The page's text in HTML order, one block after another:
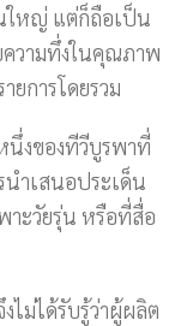
ใหญ่ แต่ก็ถือเป็น
วามทึ่งในคุณภาพ
ยการโดยรวม
นึ่งของทีวีบูรพาที่
นำเสนอประเด็น
าะวัยรุ่น หรือที่สื่อ
ไม่ได้รับรู้ว่าผู้ผลิต